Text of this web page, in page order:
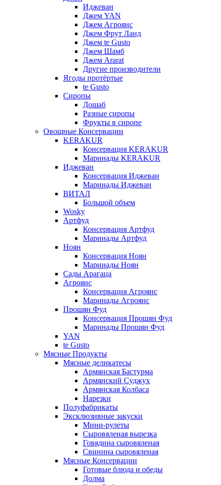
Иджеван
Джем YAN
Джем Агроянс
Джем Фрут Ланд
Джем te Gusto
Джем Шамб
Джем Ararat
Другие производители
Ягоды протёртые
te Gusto
Сиропы
Дошаб
Разные сиропы
Фрукты в сиропе
Овощные Консервации
KERAKUR
Консервация KERAKUR
Маринады KERAKUR
Иджеван
Консервация Иджеван
Маринады Иджеван
ВИТАЛ
Большой объем
Wosky
Артфуд
Консервация Артфуд
Маринады Артфуд
Ноян
Консервация Ноян
Маринады Ноян
Сады Арагаца
Агроянс
Консервация Агроянс
Маринады Агроянс
Прошян Фуд
Консервация Прошян Фуд
Маринады Прошян Фуд
YAN
te Gusto
Мясные Продукты
Мясные деликатесы
Армянская Бастурма
Армянский Суджух
Армянская Колбаса
Нарезки
Полуфабрикаты
Эксклюзивные закуски
Мини-рулеты
Сыровяленая вырезка
Говядина сыровяленая
Свинина сыровяленая
Мясные Консервации
Готовые блюда и обеды
Долма